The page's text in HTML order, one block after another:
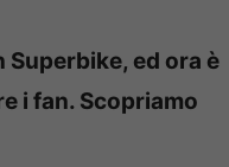
ed ora è
i fan. Scopriamo